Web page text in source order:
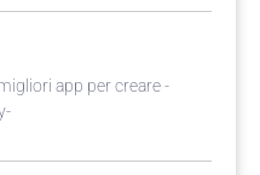
app per creare -